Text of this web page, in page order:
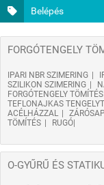
Belépés
FORGÓTENGELY
IPARI NBR SZIMERING
SZILIKON SZIMERING
FORGÓTENGELY TÖMÍTÉS
TEFLONAJKAS
ACÉLHÁZZAL
TÖMÍTÉS
RUGÓ
O-GYŰRŰ ÉS